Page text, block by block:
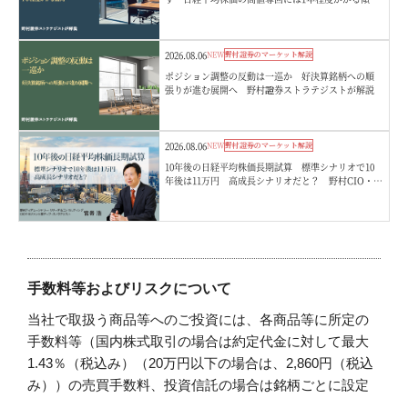
2026.08.06NEW野村證券のマーケット解説
ポジション調整の反動は一巡か 好決算銘柄への順
張りが進む展開へ 野村證券ストラテジストが解説
2026.08.06NEW野村證券のマーケット解説
10年後の日経平均株価長期試算 標準シナリオで10
年後は11万円 高成長シナリオだと？ 野村CIO・宮
手数料等およびリスクについて
当社で取扱う商品等へのご投資には、各商品等に所定の
手数料等（国内株式取引の場合は約定代金に対して最大
1.43％（税込み）（20万円以下の場合は、2,860円（税込
み））の売買手数料、投資信託の場合は銘柄ごとに設定